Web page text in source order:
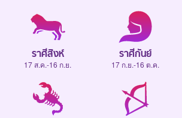
ราศีสิงห์
17 ส.ค.-16 ก.ย.
ราศีกันย์
17 ก.ย.-16 ต.ค.